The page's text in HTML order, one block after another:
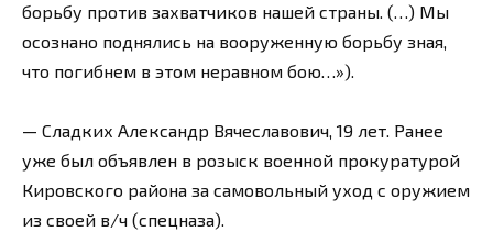
борьбу против захватчиков нашей страны. (…) Мы
осознано поднялись на вооруженную борьбу зная,
что погибнем в этом неравном бою…»).
— Сладких Александр Вячеславович, 19 лет. Ранее
уже был объявлен в розыск военной прокуратурой
Кировского района за самовольный уход с оружием
из своей в/ч (спецназа).